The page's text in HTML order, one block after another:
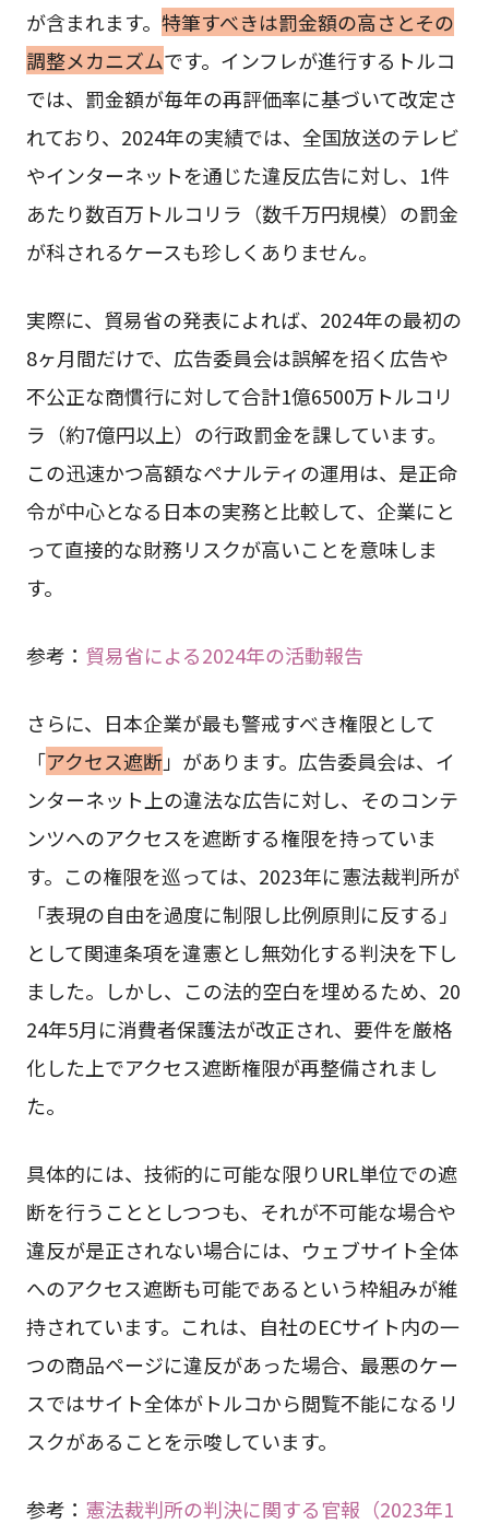
が含まれます。 特筆すべきは罰金額の高さとその
調整メカニズムです。インフレが進行するトルコ
では、罰金額が毎年の再評価率に基づいて改定さ
れており、2024年の実績では、全国放送のテレビ
やインターネットを通じた違反広告に対し、1件
あたり数百万トルコリラ（数千万円規模）の罰金
が科されるケースも珍しくありません。
実際に、貿易省の発表によれば、2024年の最初の
8ヶ月間だけで、広告委員会は誤解を招く広告や
不公正な商慣行に対して合計1億6500万トルコリ
ラ（約7億円以上）の行政罰金を課しています。
この迅速かつ高額なペナルティの運用は、是正命
令が中心となる日本の実務と比較して、企業にと
って直接的な財務リスクが高いことを意味しま
す。
参考： 貿易省による2024年の活動報告
さらに、日本企業が最も警戒すべき権限として
「アクセス遮断」があります。広告委員会は、イ
ンターネット上の違法な広告に対し、そのコンテ
ンツへのアクセスを遮断する権限を持っていま
す。この権限を巡っては、2023年に憲法裁判所が
「表現の自由を過度に制限し比例原則に反する」
として関連条項を違憲とし無効化する判決を下し
ました。しかし、この法的空白を埋めるため、20
24年5月に消費者保護法が改正され、要件を厳格
化した上でアクセス遮断権限が再整備されまし
た。
具体的には、技術的に可能な限りURL単位での遮
断を行うこととしつつも、それが不可能な場合や
違反が是正されない場合には、ウェブサイト全体
へのアクセス遮断も可能であるという枠組みが維
持されています。これは、自社のECサイト内の一
つの商品ページに違反があった場合、最悪のケー
スではサイト全体がトルコから閲覧不能になるリ
スクがあることを示唆しています。
参考： 憲法裁判所の判決に関する官報（2023年1